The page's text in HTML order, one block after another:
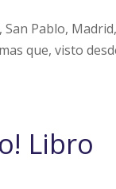
San Pablo,
que, visto
Libro